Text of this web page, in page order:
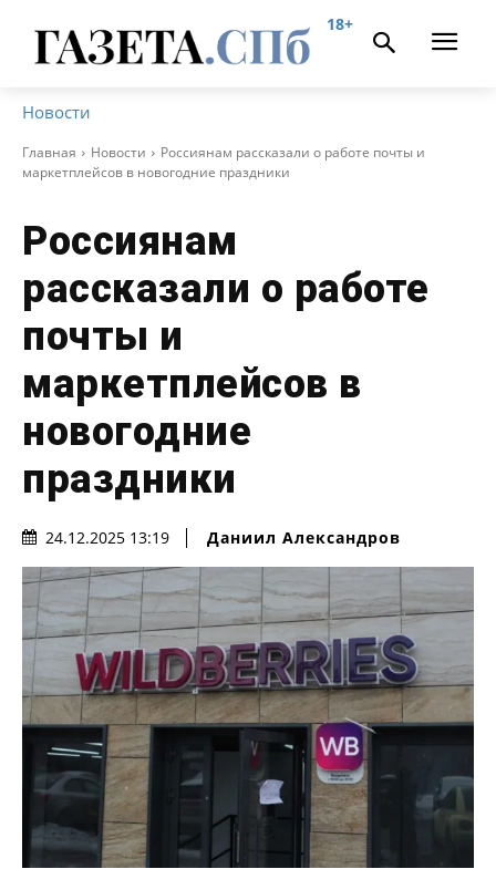
18+
Новости
Главная Новости
Россиянам рассказали о работе почты и
маркетплейсов в новогодние праздники
Россиянам
рассказали о работе
почты и
маркетплейсов в
новогодние
праздники
24.12.2025 13:19 Даниил Александров